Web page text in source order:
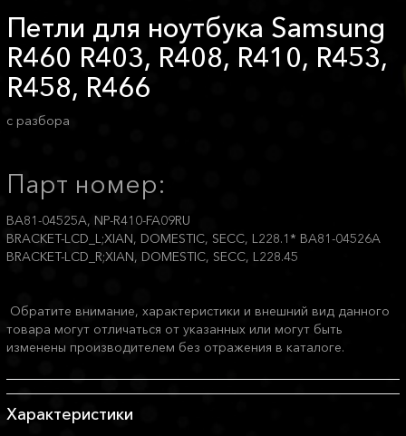
Петли для ноутбука Samsung
R460 R403, R408, R410, R453,
R458, R466
с разбора
Парт номер:
BA81-04525A, NP-R410-FA09RU
BRACKET-LCD_L;XIAN, DOMESTIC, SECC, L228.1* BA81-04526A
BRACKET-LCD_R;XIAN, DOMESTIC, SECC, L228.45
Обратите внимание, характеристики и внешний вид данного
товара могут отличаться от указанных или могут быть
изменены производителем без отражения в каталоге.
Характеристики